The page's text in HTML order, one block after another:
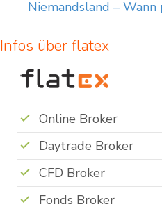
Niemandsland –
Infos über flatex
Online Broker
Daytrade Broker
CFD Broker
Fonds Broker